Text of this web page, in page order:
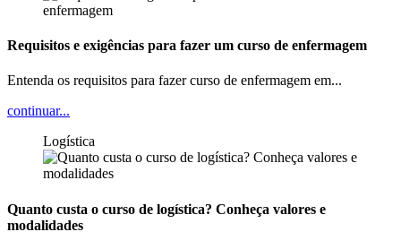
Requisitos e exigências para fazer um curso de enfermagem
Entenda os requisitos para fazer curso de enfermagem em...
continuar...
Logística
Quanto custa o curso de logística? Conheça valores e
modalidades